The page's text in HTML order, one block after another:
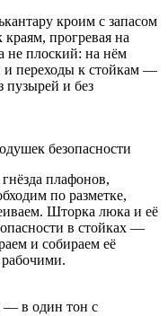
кроим с запасом
прогревая на
не плоский: на нём
и переходы к стойкам —
пузырей и без
безопасности
плафонов,
по разметке,
Шторка люка и её
в стойках —
и собираем её
— в один тон с